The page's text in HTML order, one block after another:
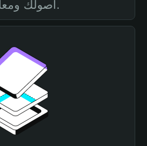
أصولك ومعاملاتك.